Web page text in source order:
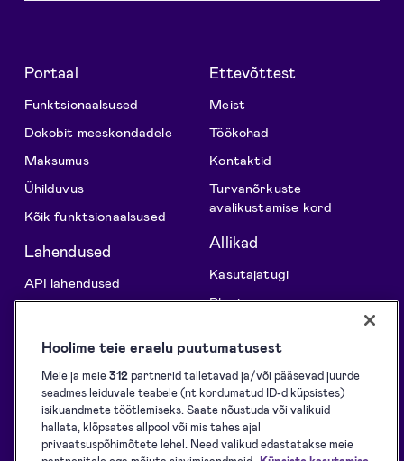
Portaal
Funktsionaalsused
Dokobit meeskondadele
Maksumus
Ühilduvus
Kõik funktsionaalsused
Lahendused
API lahendused
Allkirjastamine
Tembeldamine
Ettevõttest
Meist
Töökohad
Kontaktid
Turvanõrkuste
avalikustamise kord
Allikad
Kasutajatugi
Blogi
Arendajatele
eID vahendid
Arendajatele
Teenuse osutamise
Hoolime teie eraelu puutumatusest
Meie ja meie312partnerid talletavad ja/või pääsevad juurde
seadmes leiduvale teabele (nt kordumatud ID-d küpsistes)
isikuandmete töötlemiseks. Saate nõustuda või valikuid
hallata, klõpsates allpool või mis tahes ajal
privaatsuspõhimõtete lehel. Need valikud edastatakse meie